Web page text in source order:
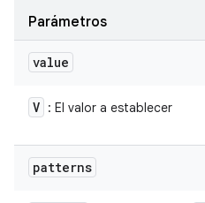
Parámetros
value
V : El valor a establecer
patterns